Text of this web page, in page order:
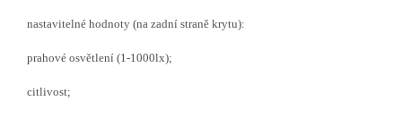
nastavitelné hodnoty (na zadní straně krytu):
prahové osvětlení (1-1000lx);
citlivost;